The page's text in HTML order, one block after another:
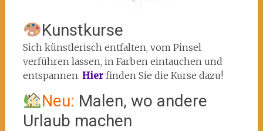
Kunstkurse
Sich künstlerisch entfalten, vom Pinsel
verführen lassen, in Farben eintauchen und
entspannen. Hier finden Sie die Kurse dazu!
Neu: Malen, wo andere
Urlaub machen